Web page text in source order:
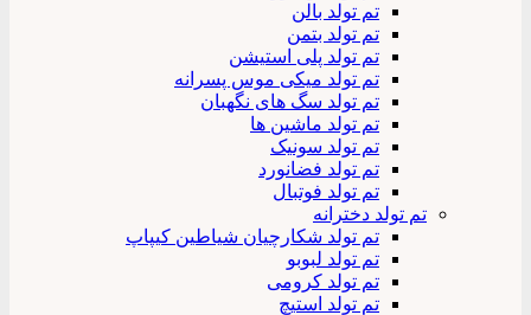
تم تولد بالن
تم تولد بتمن
تم تولد پلی استیشن
تم تولد میکی موس پسرانه
تم تولد سگ های نگهبان
تم تولد ماشین ها
تم تولد سونیک
تم تولد فضانورد
تم تولد فوتبال
تم تولد دخترانه
تم تولد شکارچیان شیاطین کیپاپ
تم تولد لبوبو
تم تولد کرومی
تم تولد استیچ